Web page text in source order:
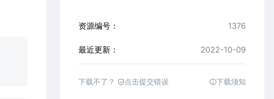
资源编号： 1376
最近更新： 2022-10-09
下载不了？ 点击提交错误 下载须知